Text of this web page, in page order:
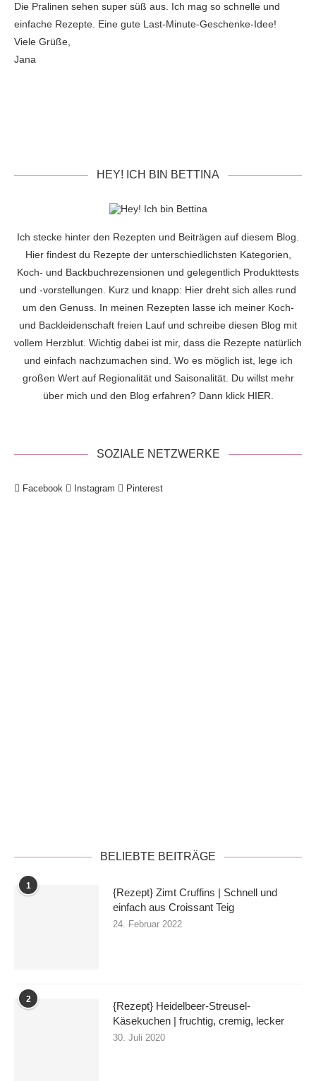
Die Pralinen sehen super süß aus. Ich mag so schnelle und
einfache Rezepte. Eine gute Last-Minute-Geschenke-Idee!
Viele Grüße,
Jana
HEY! ICH BIN BETTINA
Ich stecke hinter den Rezepten und Beiträgen auf diesem Blog.
Hier findest du Rezepte der unterschiedlichsten Kategorien,
Koch- und Backbuchrezensionen und gelegentlich Produkttests
und -vorstellungen. Kurz und knapp: Hier dreht sich alles rund
um den Genuss. In meinen Rezepten lasse ich meiner Koch-
und Backleidenschaft freien Lauf und schreibe diesen Blog mit
vollem Herzblut. Wichtig dabei ist mir, dass die Rezepte natürlich
und einfach nachzumachen sind. Wo es möglich ist, lege ich
großen Wert auf Regionalität und Saisonalität. Du willst mehr
über mich und den Blog erfahren? Dann klick HIER
SOZIALE NETZWERKE
Facebook Instagram Pinterest
BELIEBTE BEITRÄGE
1
{Rezept} Zimt Cruffins | Schnell und
einfach aus Croissant Teig
24. Februar 2022
2
{Rezept} Heidelbeer-Streusel-
Käsekuchen | fruchtig, cremig, lecker
30. Juli 2020